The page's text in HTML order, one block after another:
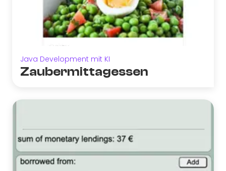
Java Development mit KI
Zaubermittagessen